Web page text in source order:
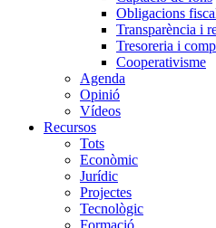
Obligacions
Transparència i
Tresoreria i
Cooperativisme
Agenda
Opinió
Vídeos
Recursos
Tots
Econòmic
Jurídic
Projectes
Tecnològic